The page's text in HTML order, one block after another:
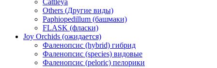
Cattleya
Others (Другие виды)
Paphiopedillum (башмаки)
FLASK (фласки)
Joy Orchids (ожидается)
Фаленопсис (hybrid) гибрид
Фаленопсис (species) видовые
Фаленопсис (peloric) пелорики